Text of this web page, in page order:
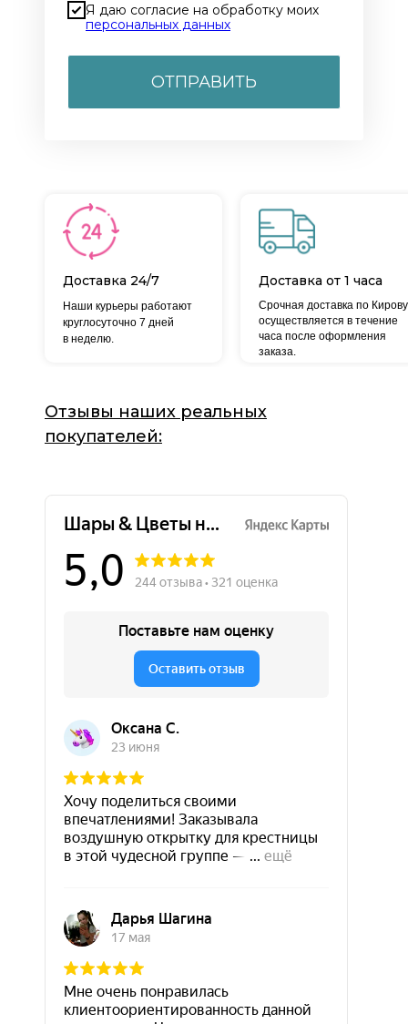
Я даю согласие на обработку моих
персональных данных
ОТПРАВИТЬ
Доставка 24/7
Срочная доставка по Кирову
осуществляется в течение
часа после оформления
заказа.
Наши курьеры работают
круглосуточно 7 дней
в неделю.
Доставка от 1 часа
Отзывы наших реальных
покупателей: